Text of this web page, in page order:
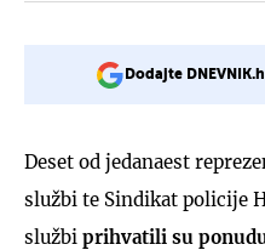
Dodajte
Deset od jedanaest
službi te Sindikat policije
službi prihvatili su